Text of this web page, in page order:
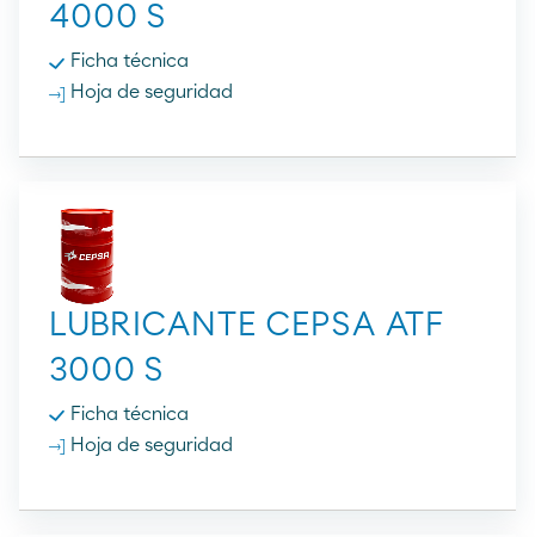
4000 S
Ficha técnica
Hoja de seguridad
LUBRICANTE CEPSA ATF
3000 S
Ficha técnica
Hoja de seguridad